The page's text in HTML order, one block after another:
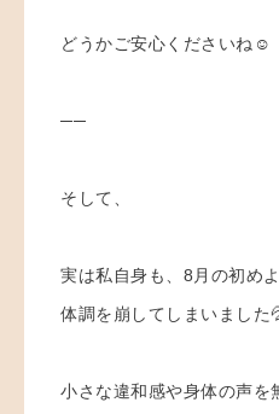
どうかご安心くださいね☺️
──
そして、
実は私自身も、8月の初め
体調を崩してしまいました
小さな違和感や身体の声を